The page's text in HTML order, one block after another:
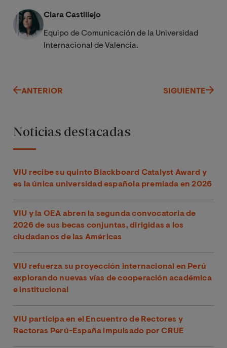
Clara Castillejo
Equipo de Comunicación de la Universidad
Internacional de Valencia.
ANTERIOR SIGUIENTE
Noticias destacadas
VIU recibe su quinto Blackboard Catalyst Award y
es la única universidad española premiada en 2026
VIU y la OEA abren la segunda convocatoria de
2026 de sus becas conjuntas, dirigidas a los
ciudadanos de las Américas
VIU refuerza su proyección internacional en Perú
explorando nuevas vías de cooperación académica
e institucional
VIU participa en el Encuentro de Rectores y
Rectoras Perú-España impulsado por CRUE